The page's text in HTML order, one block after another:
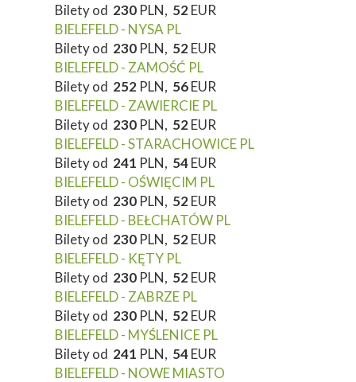
Bilety od 230 PLN, 52EUR
BIELEFELD - NYSA PL
Bilety od 230 PLN, 52EUR
BIELEFELD - ZAMOŚĆ PL
Bilety od 252 PLN, 56EUR
BIELEFELD - ZAWIERCIE PL
Bilety od 230 PLN, 52EUR
BIELEFELD - STARACHOWICE PL
Bilety od 241 PLN, 54EUR
BIELEFELD - OŚWIĘCIM PL
Bilety od 230 PLN, 52EUR
BIELEFELD - BEŁCHATÓW PL
Bilety od 230 PLN, 52EUR
BIELEFELD - KĘTY PL
Bilety od 230 PLN, 52EUR
BIELEFELD - ZABRZE PL
Bilety od 230 PLN, 52EUR
BIELEFELD - MYŚLENICE PL
Bilety od 241 PLN, 54EUR
BIELEFELD - NOWE MIASTO